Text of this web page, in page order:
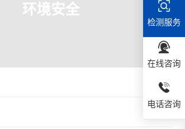
环境安全
检测服务
在线咨询
电话咨询